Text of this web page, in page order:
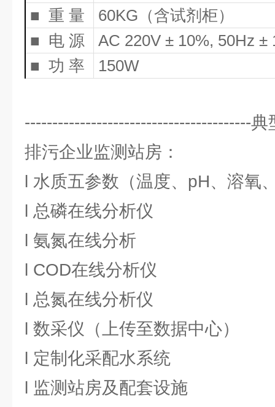
■ 重 量
60KG（含试剂柜）
■ 电 源
AC 220V ± 10%, 50Hz ±
■ 功 率 150W
-----------------------------------------典
排污企业监测站房：
l 水质五参数（温度、pH、溶氧
l 总磷在线分析仪
l 氨氮在线分析
l COD在线分析仪
l 总氮在线分析仪
l 数采仪（上传至数据中心）
l 定制化采配水系统
l 监测站房及配套设施